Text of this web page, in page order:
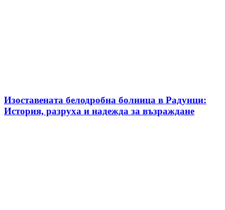
Изоставената белодробна болница в Радунци:
История, разруха и надежда за възраждане